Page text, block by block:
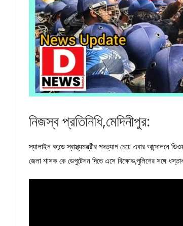
নিজস্ব প্রতিনিধি,মেদিনীপুর:
স্যালাইন কান্ডে স্বাস্থ্যমন্ত্রীর পদত্যাগ চেয়ে এবার
জেলা শাসক কে ডেপুটেশন দিতে এসে বিক্ষোভ,পুলিশের সঙ্গে